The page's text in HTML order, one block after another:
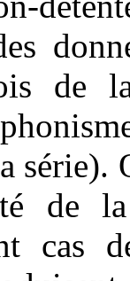
de
série).
de
cas